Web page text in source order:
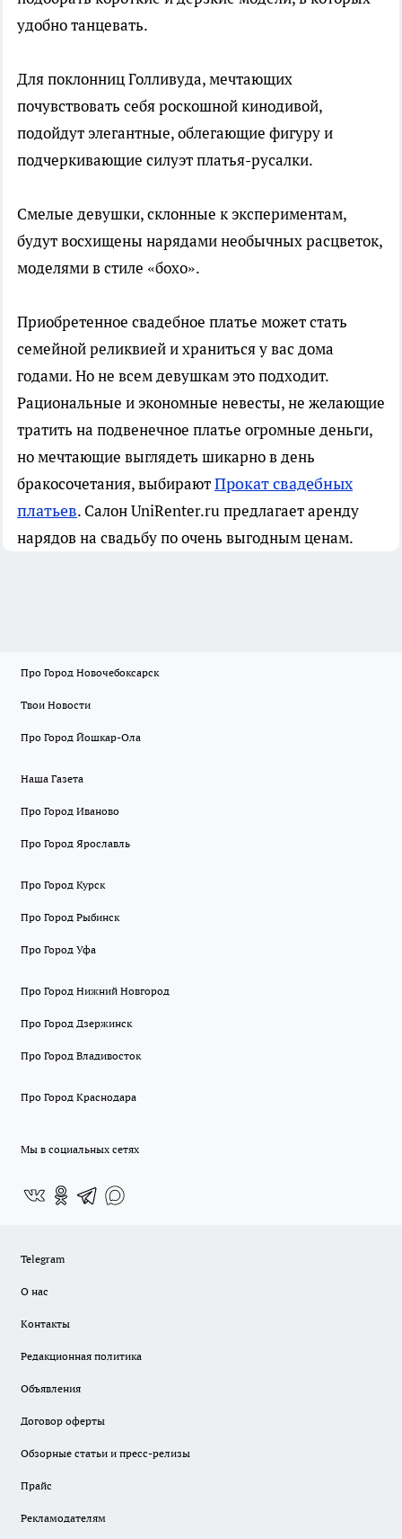
удобно танцевать.
Для поклонниц Голливуда, мечтающих
почувствовать себя роскошной кинодивой,
подойдут элегантные, облегающие фигуру и
подчеркивающие силуэт платья-русалки.
Смелые девушки, склонные к экспериментам,
будут восхищены нарядами необычных расцветок,
моделями в стиле «бохо».
Приобретенное свадебное платье может стать
семейной реликвией и храниться у вас дома
годами. Но не всем девушкам это подходит.
Рациональные и экономные невесты, не желающие
тратить на подвенечное платье огромные деньги,
но мечтающие выглядеть шикарно в день
бракосочетания, выбираютПрокат свадебных
платьев. Салон UniRenter.ru предлагает аренду
нарядов на свадьбу по очень выгодным ценам.
Про Город Новочебоксарск
Твои Новости
Про Город Йошкар-Ола
Наша Газета
Про Город Иваново
Про Город Ярославль
Про Город Курск
Про Город Рыбинск
Про Город Уфа
Про Город Нижний Новгород
Про Город Дзержинск
Про Город Владивосток
Про Город Краснодара
Мы в социальных сетях
Telegram
О нас
Контакты
Редакционная политика
Объявления
Договор оферты
Обзорные статьи и пресс-релизы
Прайс
Рекламодателям